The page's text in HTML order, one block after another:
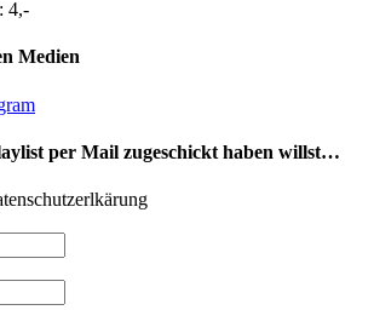
4,-
Medien
per Mail zugeschickt haben willst…